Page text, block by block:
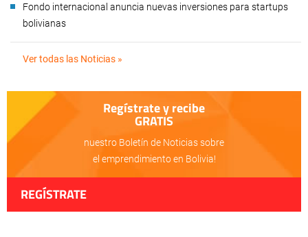
Fondo internacional anuncia nuevas inversiones para startups
bolivianas
Ver todas las Noticias »
Regístrate y recibe
GRATIS
nuestro Boletín de Noticias sobre
el emprendimiento en Bolivia!
REGÍSTRATE